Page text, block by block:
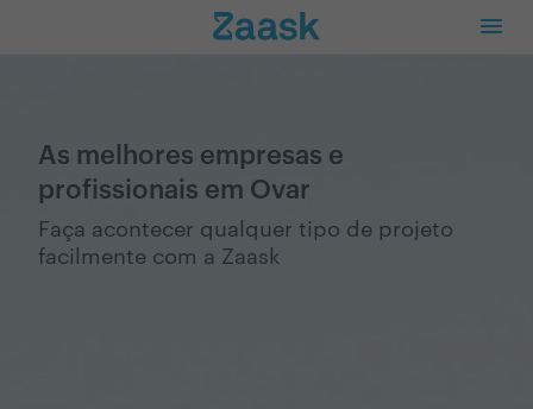
As melhores empresas e
profissionais em Ovar
Faça acontecer qualquer tipo de projeto
facilmente com a Zaask